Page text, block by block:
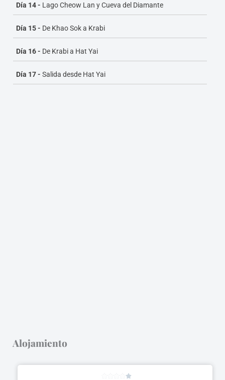
Día 14 - Lago Cheow Lan y Cueva del Diamante
Día 15 - De Khao Sok a Krabi
Día 16 - De Krabi a Hat Yai
Día 17 - Salida desde Hat Yai
Alojamiento
Rated